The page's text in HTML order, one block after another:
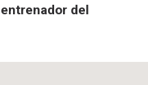
del